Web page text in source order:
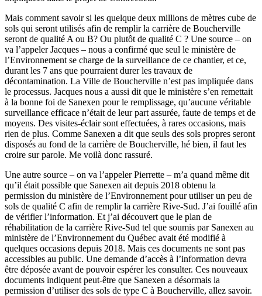
Mais comment savoir si les quelque deux millions de mètres cube de
sols qui seront utilisés afin de remplir la carrière de Boucherville
seront de qualité A ou B? Ou plutôt de qualité C ? Une source – on
va l’appeler Jacques – nous a confirmé que seul le ministère de
l’Environnement se charge de la surveillance de ce chantier, et ce,
durant les 7 ans que pourraient durer les travaux de
décontamination. La Ville de Boucherville n’est pas impliquée dans
le processus. Jacques nous a aussi dit que le ministère s’en remettait
à la bonne foi de Sanexen pour le remplissage, qu’aucune véritable
surveillance efficace n’était de leur part assurée, faute de temps et de
moyens. Des visites-éclair sont effectuées, à rares occasions, mais
rien de plus. Comme Sanexen a dit que seuls des sols propres seront
disposés au fond de la carrière de Boucherville, hé bien, il faut les
croire sur parole. Me voilà donc rassuré.
Une autre source – on va l’appeler Pierrette – m’a quand même dit
qu’il était possible que Sanexen ait depuis 2018 obtenu la
permission du ministère de l’Environnement pour utiliser un peu de
sols de qualité C afin de remplir la carrière Rive-Sud. J’ai fouillé afin
de vérifier l’information. Et j’ai découvert que le plan de
réhabilitation de la carrière Rive-Sud tel que soumis par Sanexen au
ministère de l’Environnement du Québec avait été modifié à
quelques occasions depuis 2018. Mais ces documents ne sont pas
accessibles au public. Une demande d’accès à l’information devra
être déposée avant de pouvoir espérer les consulter. Ces nouveaux
documents indiquent peut-être que Sanexen a désormais la
permission d’utiliser des sols de type C à Boucherville, allez savoir.